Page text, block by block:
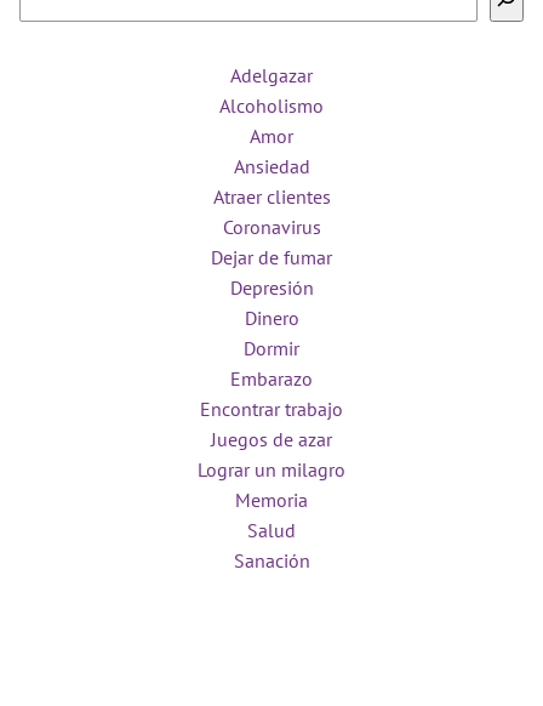
Adelgazar
Alcoholismo
Amor
Ansiedad
Atraer clientes
Coronavirus
Dejar de fumar
Depresión
Dinero
Dormir
Embarazo
Encontrar trabajo
Juegos de azar
Lograr un milagro
Memoria
Salud
Sanación